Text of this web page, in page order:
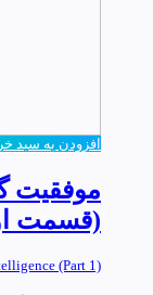
افزودن به سبد
موفقیت
(قسمت
(Part 1)